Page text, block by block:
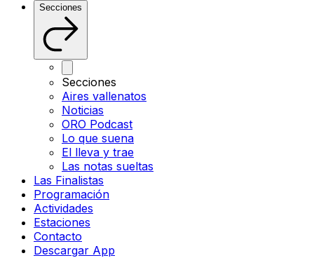
Secciones
Secciones
Aires vallenatos
Noticias
ORO Podcast
Lo que suena
El lleva y trae
Las notas sueltas
Las Finalistas
Programación
Actividades
Estaciones
Contacto
Descargar App